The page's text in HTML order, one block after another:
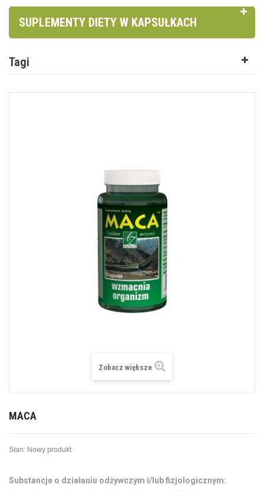
SUPLEMENTY DIETY W KAPSUŁKACH
Tagi
Zobacz większe
MACA
Stan: Nowy produkt
Substancje o działaniu odżywczym i/lub fizjologicznym: